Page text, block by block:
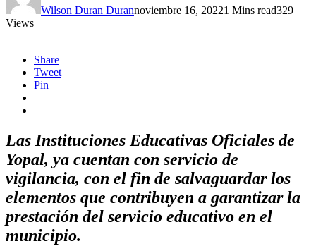
Wilson Duran Durannoviembre 16, 20221 Mins read329
Views
Share
Tweet
Pin
Las Instituciones Educativas Oficiales de
Yopal, ya cuentan con servicio de
vigilancia, con el fin de salvaguardar los
elementos que contribuyen a garantizar la
prestación del servicio educativo en el
municipio.